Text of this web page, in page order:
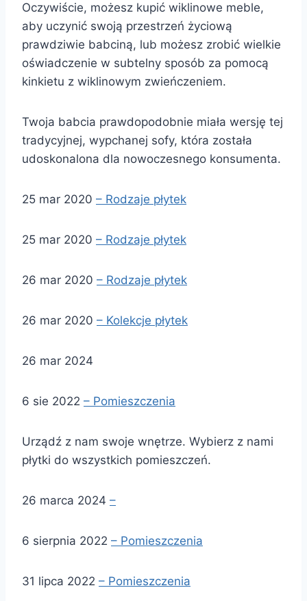
Oczywiście, możesz kupić wiklinowe meble,
aby uczynić swoją przestrzeń życiową
prawdziwie babciną, lub możesz zrobić wielkie
oświadczenie w subtelny sposób za pomocą
kinkietu z wiklinowym zwieńczeniem.
Twoja babcia prawdopodobnie miała wersję tej
tradycyjnej, wypchanej sofy, która została
udoskonalona dla nowoczesnego konsumenta.
25 mar 2020 – Rodzaje płytek
25 mar 2020 – Rodzaje płytek
26 mar 2020 – Rodzaje płytek
26 mar 2020 – Kolekcje płytek
26 mar 2024
6 sie 2022 – Pomieszczenia
Urządź z nam swoje wnętrze. Wybierz z nami
płytki do wszystkich pomieszczeń.
26 marca 2024 –
6 sierpnia 2022 – Pomieszczenia
31 lipca 2022 – Pomieszczenia